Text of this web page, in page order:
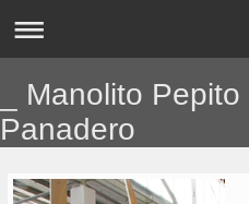
_ Manolito Pepito
Panadero